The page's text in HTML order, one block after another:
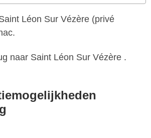
Léon Sur Vézère (privé
naar Saint Léon Sur Vézère .